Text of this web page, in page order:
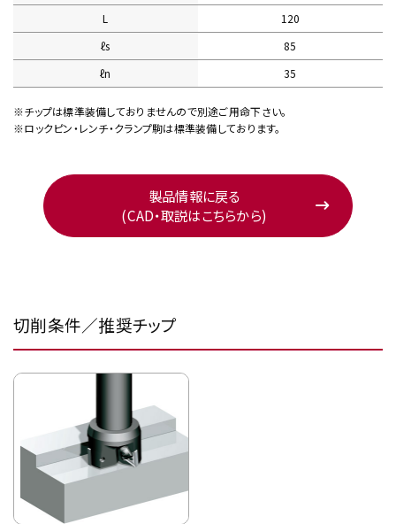
L
120
ℓs
85
ℓn
35
※チップは標準装備しておりませんので別途ご用命下さい。
※ロックピン・レンチ・クランプ駒は標準装備しております。
製品情報に戻る
(CAD・取説はこちらから)
切削条件／推奨チップ